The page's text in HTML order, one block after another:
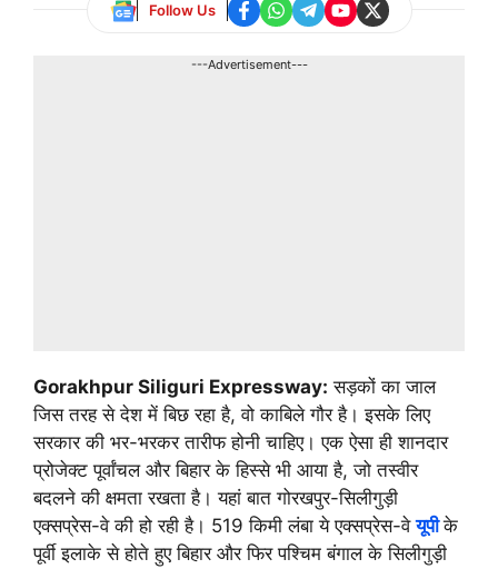
Follow Us
---Advertisement---
Gorakhpur Siliguri Expressway: सड़कों का जाल
जिस तरह से देश में बिछ रहा है, वो काबिले गौर है। इसके लिए
सरकार की भर-भरकर तारीफ होनी चाहिए। एक ऐसा ही शानदार
प्रोजेक्ट पूर्वांचल और बिहार के हिस्से भी आया है, जो तस्वीर
बदलने की क्षमता रखता है। यहां बात गोरखपुर-सिलीगुड़ी
एक्सप्रेस-वे की हो रही है। 519 किमी लंबा ये एक्सप्रेस-वेयूपीके
पूर्वी इलाके से होते हुए बिहार और फिर पश्चिम बंगाल के सिलीगुड़ी